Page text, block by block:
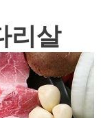
리살